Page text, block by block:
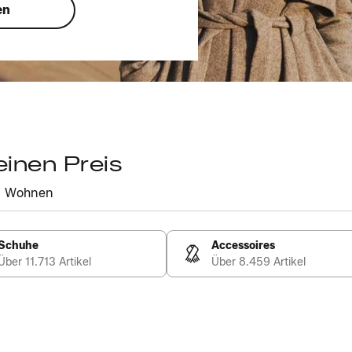
Preis
Wohnen
11.713 Artikel
Accessoires
Über 8.459 Artikel